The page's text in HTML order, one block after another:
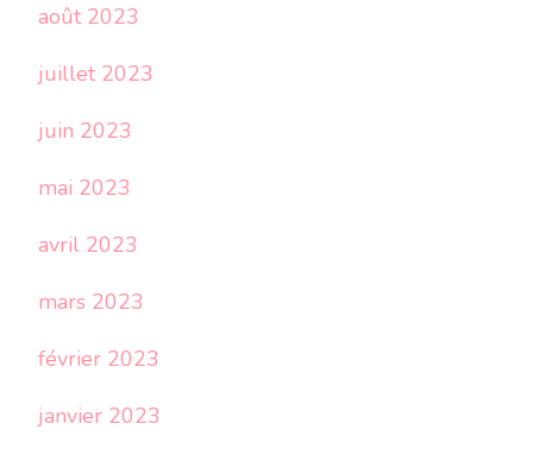
août 2023
juillet 2023
juin 2023
mai 2023
avril 2023
mars 2023
février 2023
janvier 2023